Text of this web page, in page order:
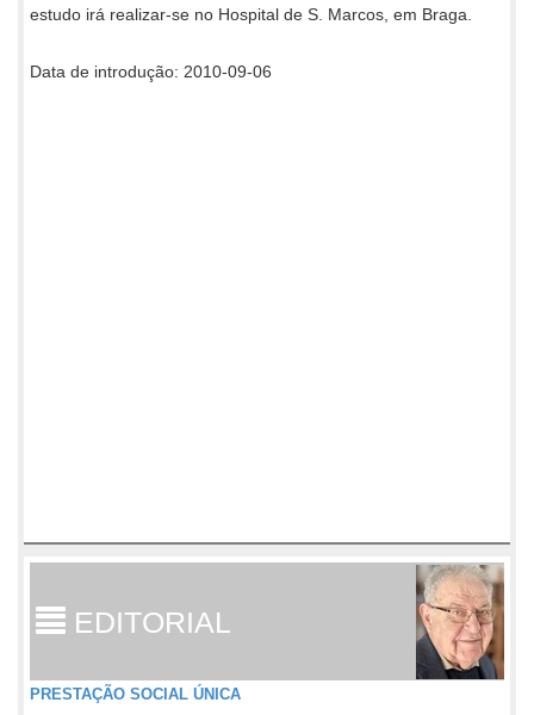
estudo irá realizar-se no Hospital de S. Marcos, em Braga.
Data de introdução: 2010-09-06
EDITORIAL
PRESTAÇÃO SOCIAL ÚNICA